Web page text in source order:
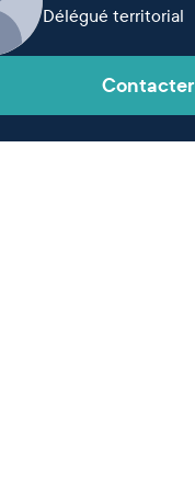
Délégué territorial
Contacter